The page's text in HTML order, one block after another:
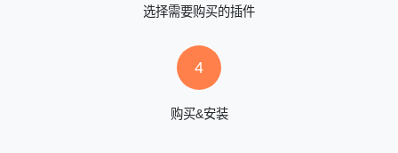
选择需要购买的插件
4
购买&安装